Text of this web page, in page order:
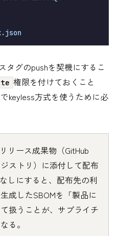
タグのpushを契機にするこ
権限を付けておくこと
keyless方式を使うために必
リース成果物（GitHub
ストリ）に添付して配布
しにすると、配布先の利
成したSBOMを「製品に
扱うことが、サプライチ
る。